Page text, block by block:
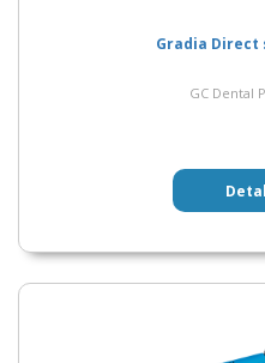
Gradia Direct
GC Dental